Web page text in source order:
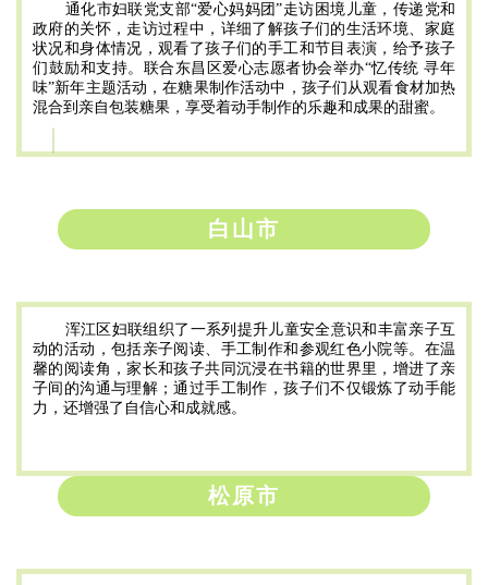
通化市妇联党支部“爱心妈妈团”走访困境儿童，传递党和
政府的关怀，走访过程中，详细了解孩子们的生活环境、家庭
状况和身体情况，观看了孩子们的手工和节目表演，给予孩子
们鼓励和支持。联合东昌区爱心志愿者协会举办“忆传统 寻年
味”新年主题活动，在糖果制作活动中，孩子们从观看食材加热
混合到亲自包装糖果，享受着动手制作的乐趣和成果的甜蜜。
白山市
浑江区妇联组织了一系列提升儿童安全意识和丰富亲子互
动的活动，包括亲子阅读、手工制作和参观红色小院等。在温
馨的阅读角，家长和孩子共同沉浸在书籍的世界里，增进了亲
子间的沟通与理解；通过手工制作，孩子们不仅锻炼了动手能
力，还增强了自信心和成就感。
松原市